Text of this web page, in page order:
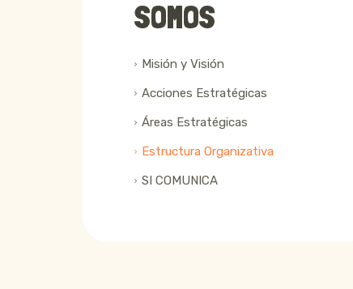
SOMOS
Misión y Visión
Acciones Estratégicas
Áreas Estratégicas
Estructura Organizativa
SI COMUNICA